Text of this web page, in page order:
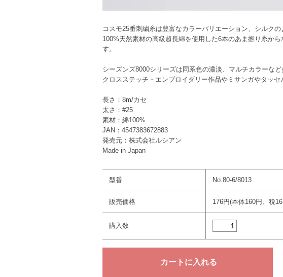
コスモ25番刺繍糸は豊富なカラーバリエーション、シルク
100%天然素材の高級超長綿を使用した6本のあま撚り糸か
す。
シーズンズ8000シリーズは同系色の濃淡、マルチカラーな
クロスステッチ・エンブロイダリー作品やミサンガやタッセ
長さ：8m/カセ
太さ：#25
素材：綿100%
JAN：4547383672883
発売元：株式会社ルシアン
Made in Japan
型番 No.80-6/8013
販売価格 176円(本体160円、税
購入数